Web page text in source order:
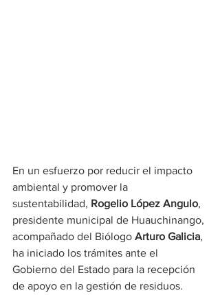
En un esfuerzo por reducir el impacto
ambiental y promover la
sustentabilidad, Rogelio López Angulo,
presidente municipal de Huauchinango,
acompañado del Biólogo Arturo Galicia,
ha iniciado los trámites ante el
Gobierno del Estado para la recepción
de apoyo en la gestión de residuos.